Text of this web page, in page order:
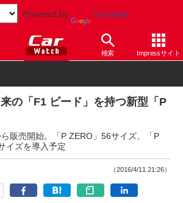
Powered by Translate
検索 Impressサイト
の「F1 ビード」を持つ新型「P
販売開始。「P ZERO」56サイズ、「P
イズを導入予定
（2016/4/11 21:26）